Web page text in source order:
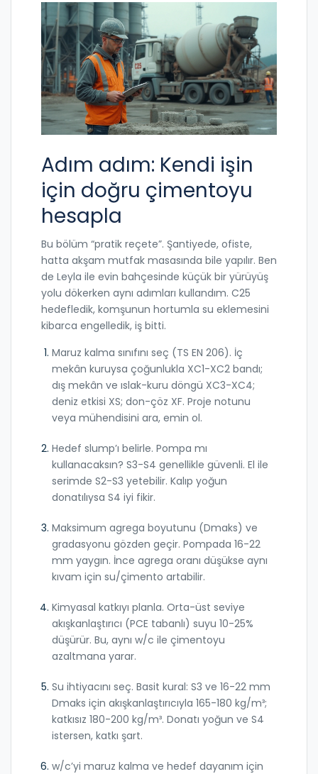
Adım adım: Kendi işin
için doğru çimentoyu
hesapla
Bu bölüm “pratik reçete”. Şantiyede, ofiste,
hatta akşam mutfak masasında bile yapılır. Ben
de Leyla ile evin bahçesinde küçük bir yürüyüş
yolu dökerken aynı adımları kullandım. C25
hedefledik, komşunun hortumla su eklemesini
kibarca engelledik, iş bitti.
Maruz kalma sınıfını seç (TS EN 206). İç
mekân kuruysa çoğunlukla XC1-XC2 bandı;
dış mekân ve ıslak-kuru döngü XC3-XC4;
deniz etkisi XS; don-çöz XF. Proje notunu
veya mühendisini ara, emin ol.
Hedef slump’ı belirle. Pompa mı
kullanacaksın? S3-S4 genellikle güvenli. El ile
serimde S2-S3 yetebilir. Kalıp yoğun
donatılıysa S4 iyi fikir.
Maksimum agrega boyutunu (Dmaks) ve
gradasyonu gözden geçir. Pompada 16-22
mm yaygın. İnce agrega oranı düşükse aynı
kıvam için su/çimento artabilir.
Kimyasal katkıyı planla. Orta-üst seviye
akışkanlaştırıcı (PCE tabanlı) suyu 10-25%
düşürür. Bu, aynı w/c ile çimentoyu
azaltmana yarar.
Su ihtiyacını seç. Basit kural: S3 ve 16-22 mm
Dmaks için akışkanlaştırıcıyla 165-180 kg/m³;
katkısız 180-200 kg/m³. Donatı yoğun ve S4
istersen, katkı şart.
w/c’yi maruz kalma ve hedef dayanım için